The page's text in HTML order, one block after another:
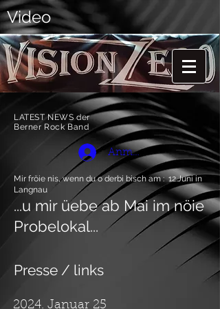
Video
LATEST NEWS der
Berner Rock Band
Anmelden
Mir fröie nis, wenn du o derbi bisch am : 12.Juni in
Langnau
...u mir üebe ab Mai im nöie
Probelokal...
Presse / links
2024. Januar 25